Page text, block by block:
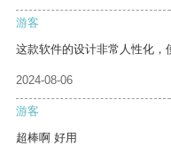
游客
这款软件的设计非常人性化，
2024-08-06
游客
超棒啊 好用